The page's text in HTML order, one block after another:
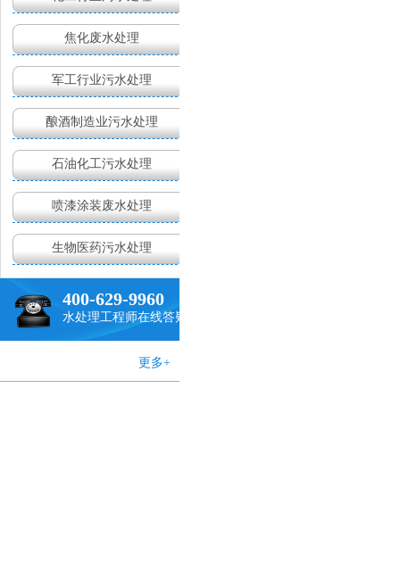
现状无法满足需求
焦化废水处理
军工行业污水处理
酿酒制造业污水处理
石油化工污水处理
喷漆涂装废水处理
生物医药污水处理
400-629-9960
水处理工程师在线答疑
更多+